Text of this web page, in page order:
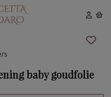
baby goudfolie